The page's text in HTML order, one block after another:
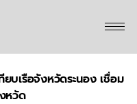
บเรือจังหวัดระนอง เชื่อม
หวัด